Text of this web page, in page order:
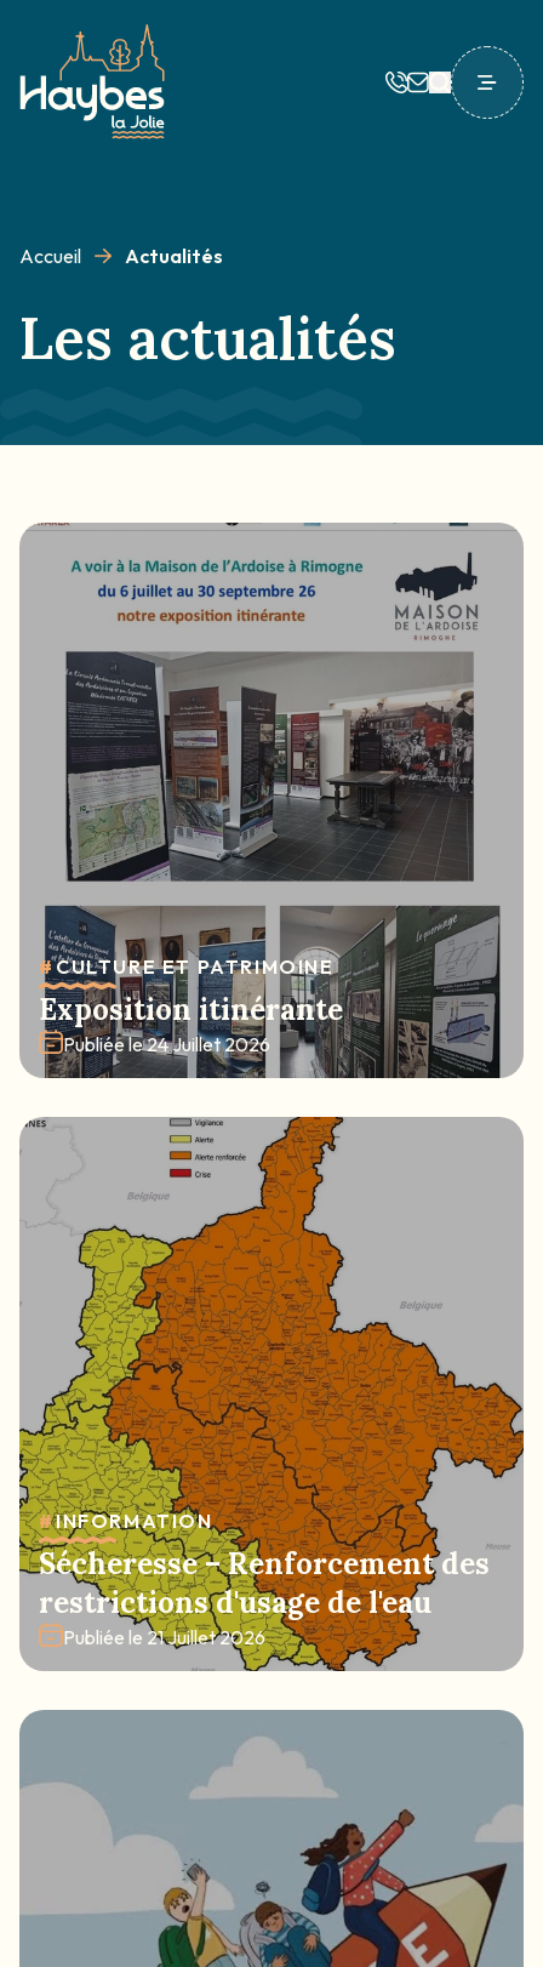
Logo Haybes
Accueil Actualités
Les actualités
#CULTURE ET PATRIMOINE
Exposition itinérante
Publiée le24 Juillet 2026
#INFORMATION
Sécheresse – Renforcement des
restrictions d'usage de l'eau
Publiée le 21 Juillet 2026